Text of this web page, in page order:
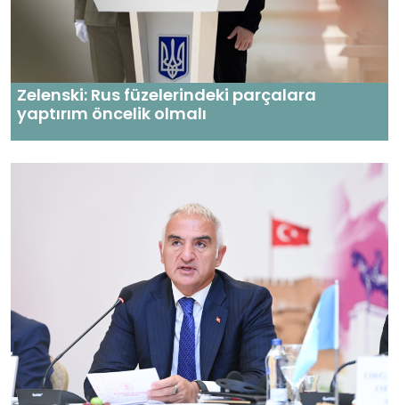
Zelenski: Rus füzelerindeki parçalara
yaptırım öncelik olmalı